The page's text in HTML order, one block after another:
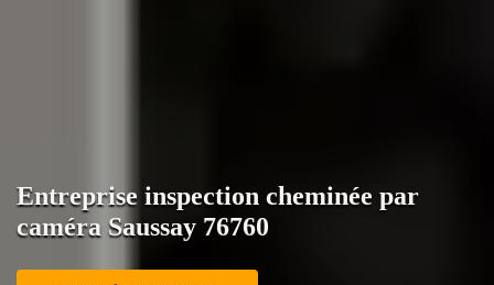
Entreprise inspection cheminée par
caméra Saussay 76760